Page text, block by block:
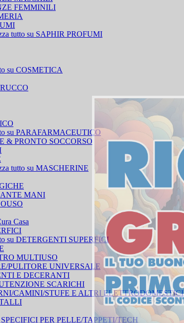
FEMMINILI
tutto su SAPHIR PROFUMI
su COSMETICA
su PARAFARMACEUTICO
& PRONTO SOCCORSO
tutto su MASCHERINE
MANI
Casa
su DETERGENTI SUPERFICI
MULTIUSO
PULITORE UNIVERSALE
E DECERANTI
SCARICHI
CAMINI/STUFE E ALTRI ELETTRODOMESTICI
PER PELLE/TAPPETI/TECH